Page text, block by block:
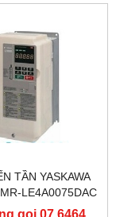
TẦN YASKAWA
LE4A0075DAC
BIẾN TẦN
gọi 07 6464